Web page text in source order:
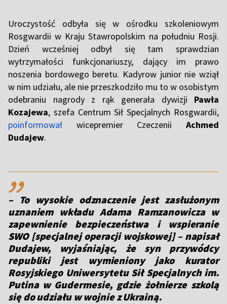
Uroczystość odbyła się w ośrodku szkoleniowym
Rosgwardii w Kraju Stawropolskim na południu Rosji.
Dzień wcześniej odbył się tam sprawdzian
wytrzymałości funkcjonariuszy, dający im prawo
noszenia bordowego beretu. Kadyrow junior nie wziął
w nim udziału, ale nie przeszkodziło mu to w osobistym
odebraniu nagrody z rąk generała dywizji Pawła
Kozajewa, szefa Centrum Sił Specjalnych Rosgwardii,
poinformował wicepremier Czeczenii Achmed
Dudajew.
,,
– To wysokie odznaczenie jest zasłużonym
uznaniem wkładu Adama Ramzanowicza w
zapewnienie bezpieczeństwa i wspieranie
SWO [specjalnej operacji wojskowej] – napisał
Dudajew, wyjaśniając, że syn przywódcy
republiki jest wymieniony jako kurator
Rosyjskiego Uniwersytetu Sił Specjalnych im.
Putina w Gudermesie, gdzie żołnierze szkolą
się do udziału w wojnie z Ukrainą.